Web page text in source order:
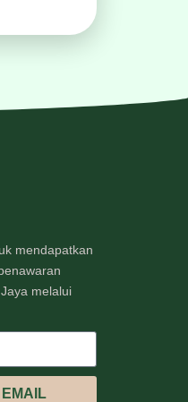
mendapatkan
melalui